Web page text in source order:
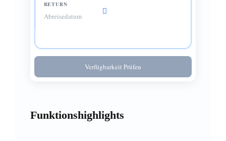
Verfügbarkeit Prüfen
Funktionshighlights